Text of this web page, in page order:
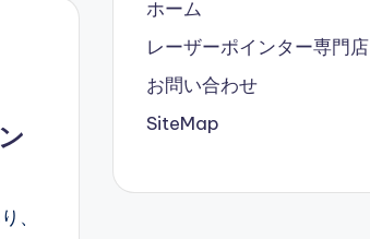
、
ホーム
レーザーポインター専門店
お問い合わせ
SiteMap